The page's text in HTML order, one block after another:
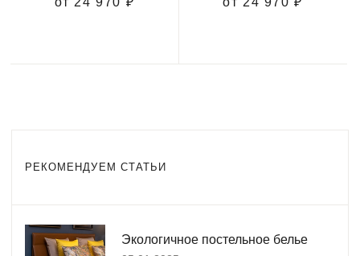
РЕКОМЕНДУЕМ СТАТЬИ
Экологичное постельное белье